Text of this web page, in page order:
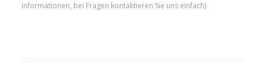
Informationen, bei Fragen kontaktieren Sie uns einfach)